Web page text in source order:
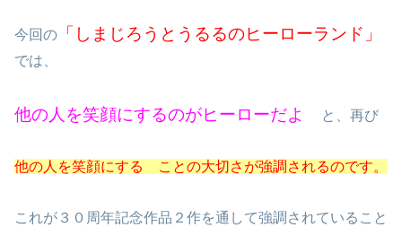
今回の 「しまじろうとうるるのヒーローランド」
では、
他の人を笑顔にするのがヒーローだよ と、再び
他の人を笑顔にする ことの大切さが強調されるのです。
これが３０周年記念作品２作を通して強調されていること